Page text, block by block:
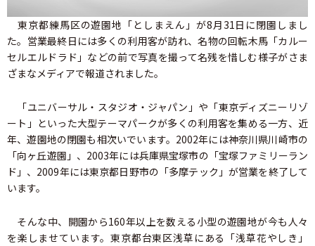
東京都練馬区の遊園地「としまえん」が8月31日に閉園しまし
た。営業最終日には多くの利用客が訪れ、名物の回転木馬「カルー
セルエルドラド」などの前で写真を撮って名残を惜しむ様子がさま
ざまなメディアで報道されました。
「ユニバーサル・スタジオ・ジャパン」や「東京ディズニーリゾ
ート」といった大型テーマパークが多くの利用客を集める一方、近
年、遊園地の閉園も相次いでいます。2002年には神奈川県川崎市の
「向ヶ丘遊園」、2003年には兵庫県宝塚市の「宝塚ファミリーラン
ド」、2009年には東京都日野市の「多摩テック」が営業を終了して
います。
そんな中、開園から160年以上を数える小型の遊園地が今も人々
を楽しませています。東京都台東区浅草にある「浅草花やしき」